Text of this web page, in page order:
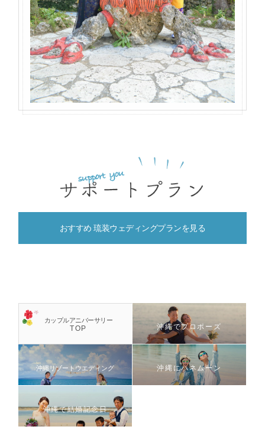
おすすめ 琉装ウェディングプランを見る
カップルアニバーサリー
TOP 沖縄でプロポーズ
沖縄リゾートウエディング 沖縄にハネムーン
沖縄で結婚記念日